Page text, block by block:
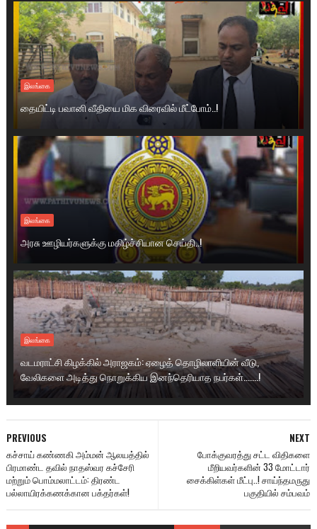
இலங்கை
தையிட்டி பவானி வீதியை மிக விரைவில் மீட்போம்..!
இலங்கை
அரசு ஊழியர்களுக்கு மகிழ்ச்சியான செய்தி..!
இலங்கை
வடமராட்சி கிழக்கில் அராஜகம்: ஏழைத் தொழிலாளியின் வீடு,
வேலிகளை அடித்து நொறுக்கிய இனந்தெரியாத நபர்கள்.......!
NEXT
போக்குவரத்து சட்ட விதிகளை
மீறியவர்களின் 33 மோட்டார்
சைக்கிள்கள் மீட்பு..! சாய்ந்தமருது
பகுதியில் சம்பவம்
PREVIOUS
கச்சாய் கண்ணகி அம்மன் ஆலயத்தில்
பிரமாண்ட தவில் நாதஸ்வர கச்சேரி
மற்றும் பொம்மலாட்டம்: திரண்ட
பல்லாயிரக்கணக்கான பக்தர்கள்!